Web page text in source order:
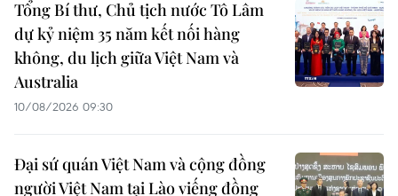
Tổng Bí thư, Chủ tịch nước Tô Lâm
dự kỷ niệm 35 năm kết nối hàng
không, du lịch giữa Việt Nam và
Australia
10/08/2026 09:30
Đại sứ quán Việt Nam và cộng đồng
người Việt Nam tại Lào viếng đồng